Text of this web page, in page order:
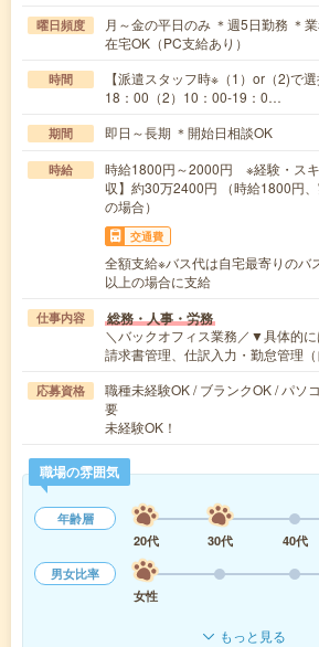
曜日頻度
月～金の平日のみ ＊週5日勤務 ＊
在宅OK（PC支給あり）
時間
【派遣スタッフ時※（1）or（2)で
18：00（2）10：00-19：0…
期間 即日～長期 ＊開始日相談OK
時給
時給1800円～2000円 ※経験・ス
収】約30万2400円 （時給1800円
の場合）
交通費
全額支給※バス代は自宅最寄りのバ
以上の場合に支給
仕事内容 総務・人事・労務
＼バックオフィス業務／▼具体的
請求書管理、仕訳入力・勤怠管理
応募資格
職種未経験OK / ブランクOK / パソ
要
未経験OK！
職場の雰囲気
年齢層
20代
30代 40代
男女比率
女性
もっと見る